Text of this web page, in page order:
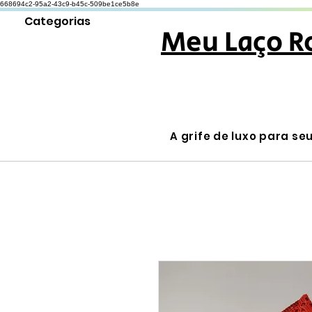
668694c2-95a2-43c9-b45c-509be1ce5b8e
Categorias
Meu Laço
A grife de luxo para